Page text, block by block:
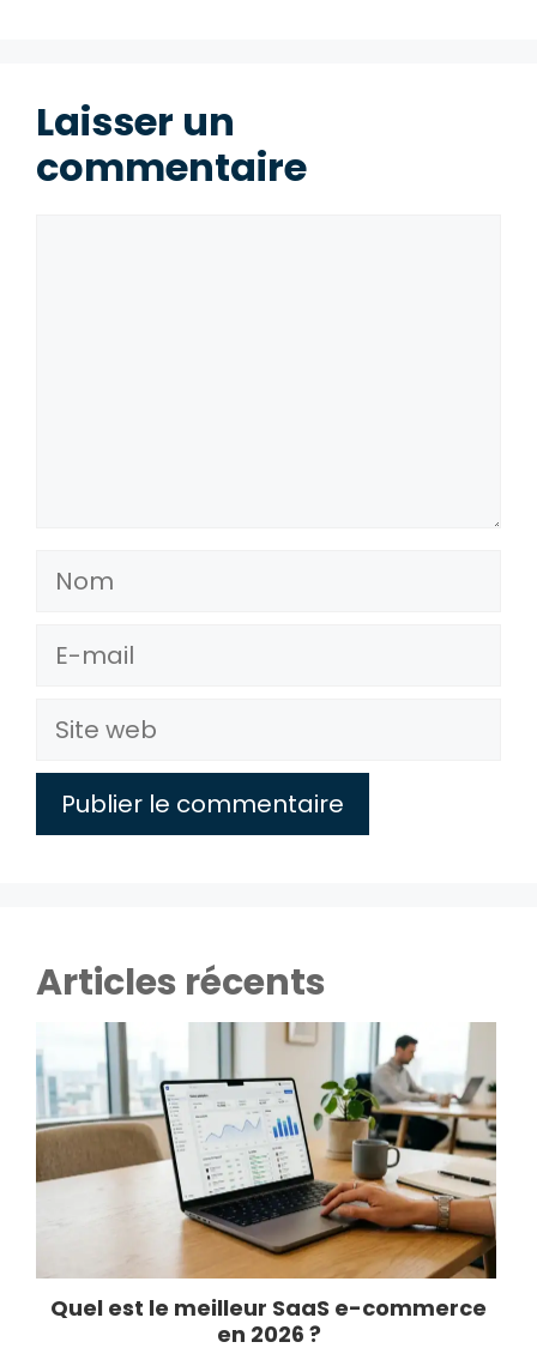
Laisser un
commentaire
Nom
E-
Site
Articles récents
Quel est le meilleur SaaS e-commerce
en 2026 ?